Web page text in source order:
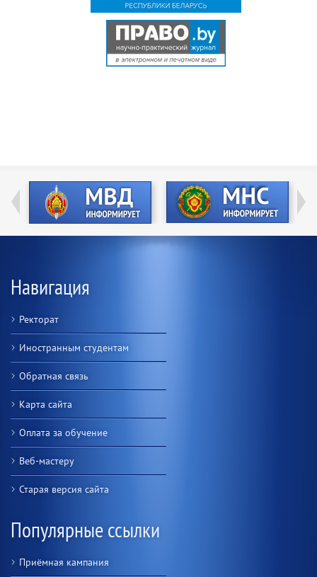
Навигация
Ректорат
Иностранным студентам
Обратная связь
Карта сайта
Оплата за обучение
Веб-мастеру
Старая версия сайта
Популярные ссылки
Приёмная кампания